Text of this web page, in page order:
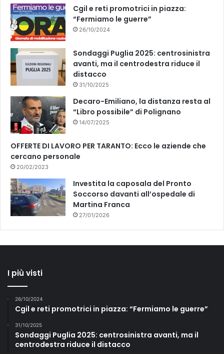
k
Cgil e reti promotrici in piazza:
“Fermiamo le guerre”
26/10/2024
Sondaggi Puglia 2025: centrosinistra
avanti, ma il centrodestra riduce il
distacco
31/10/2025
Decaro-Emiliano, la distanza resta al
“Libro possibile” di Polignano
14/07/2025
OFFERTE DI LAVORO PER TARANTO: Ecco le aziende che
cercano personale
20/02/2023
Investita la caposala del Pronto
Soccorso davanti all’ospedale di
Martina Franca
27/01/2026
I più visti
26/10/2024
Cgil e reti promotrici in piazza: “Fermiamo le guerre”
31/10/2025
Sondaggi Puglia 2025: centrosinistra avanti, ma il
centrodestra riduce il distacco